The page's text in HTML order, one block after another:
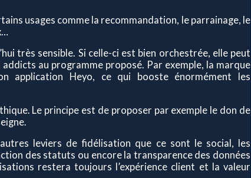
usages comme la recommandation, le parrainage, le
très sensible. Si celle-ci est bien orchestrée, elle peut
au programme proposé. Par exemple, la marque
application Heyo, ce qui booste énormément les
Le principe est de proposer par exemple le don de
leviers de fidélisation que ce sont le social, les
des statuts ou encore la transparence des données
restera toujours l’expérience client et la valeur